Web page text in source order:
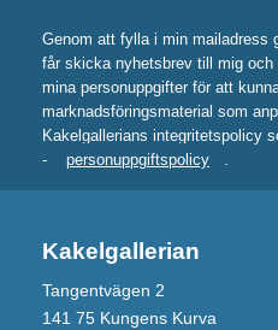
Genom att fylla i min mailadress
får skicka nyhetsbrev till mig
mina personuppgifter för att
marknadsföringsmaterial som
Kakelgallerians integritetspolicy
-
personuppgiftspolicy .
Kakelgallerian
Tangentvägen 2
141 75 Kungens Kurva